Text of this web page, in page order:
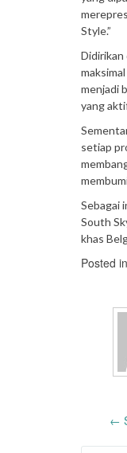
Style.”
Didirikan
menjadi
yang
setiap
Sebagai
South
khas
Posted in
Post
←